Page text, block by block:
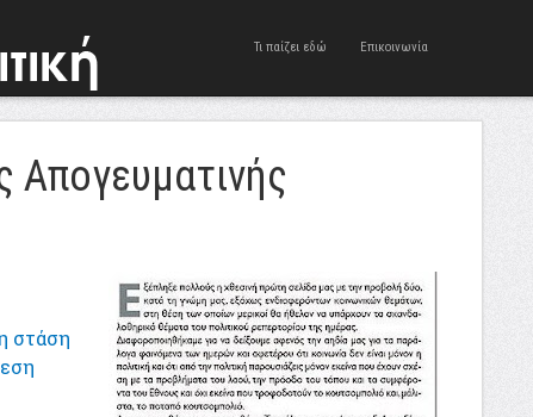
Τι παίζει εδώ Επικοινωνία
Απογευματινής
στάση